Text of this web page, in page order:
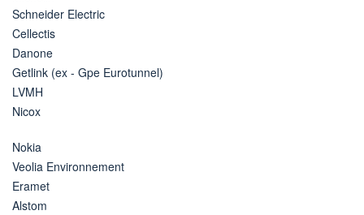
Schneider Electric
Cellectis
Danone
Getlink (ex - Gpe Eurotunnel)
LVMH
Nicox
Nokia
Veolia Environnement
Eramet
Alstom